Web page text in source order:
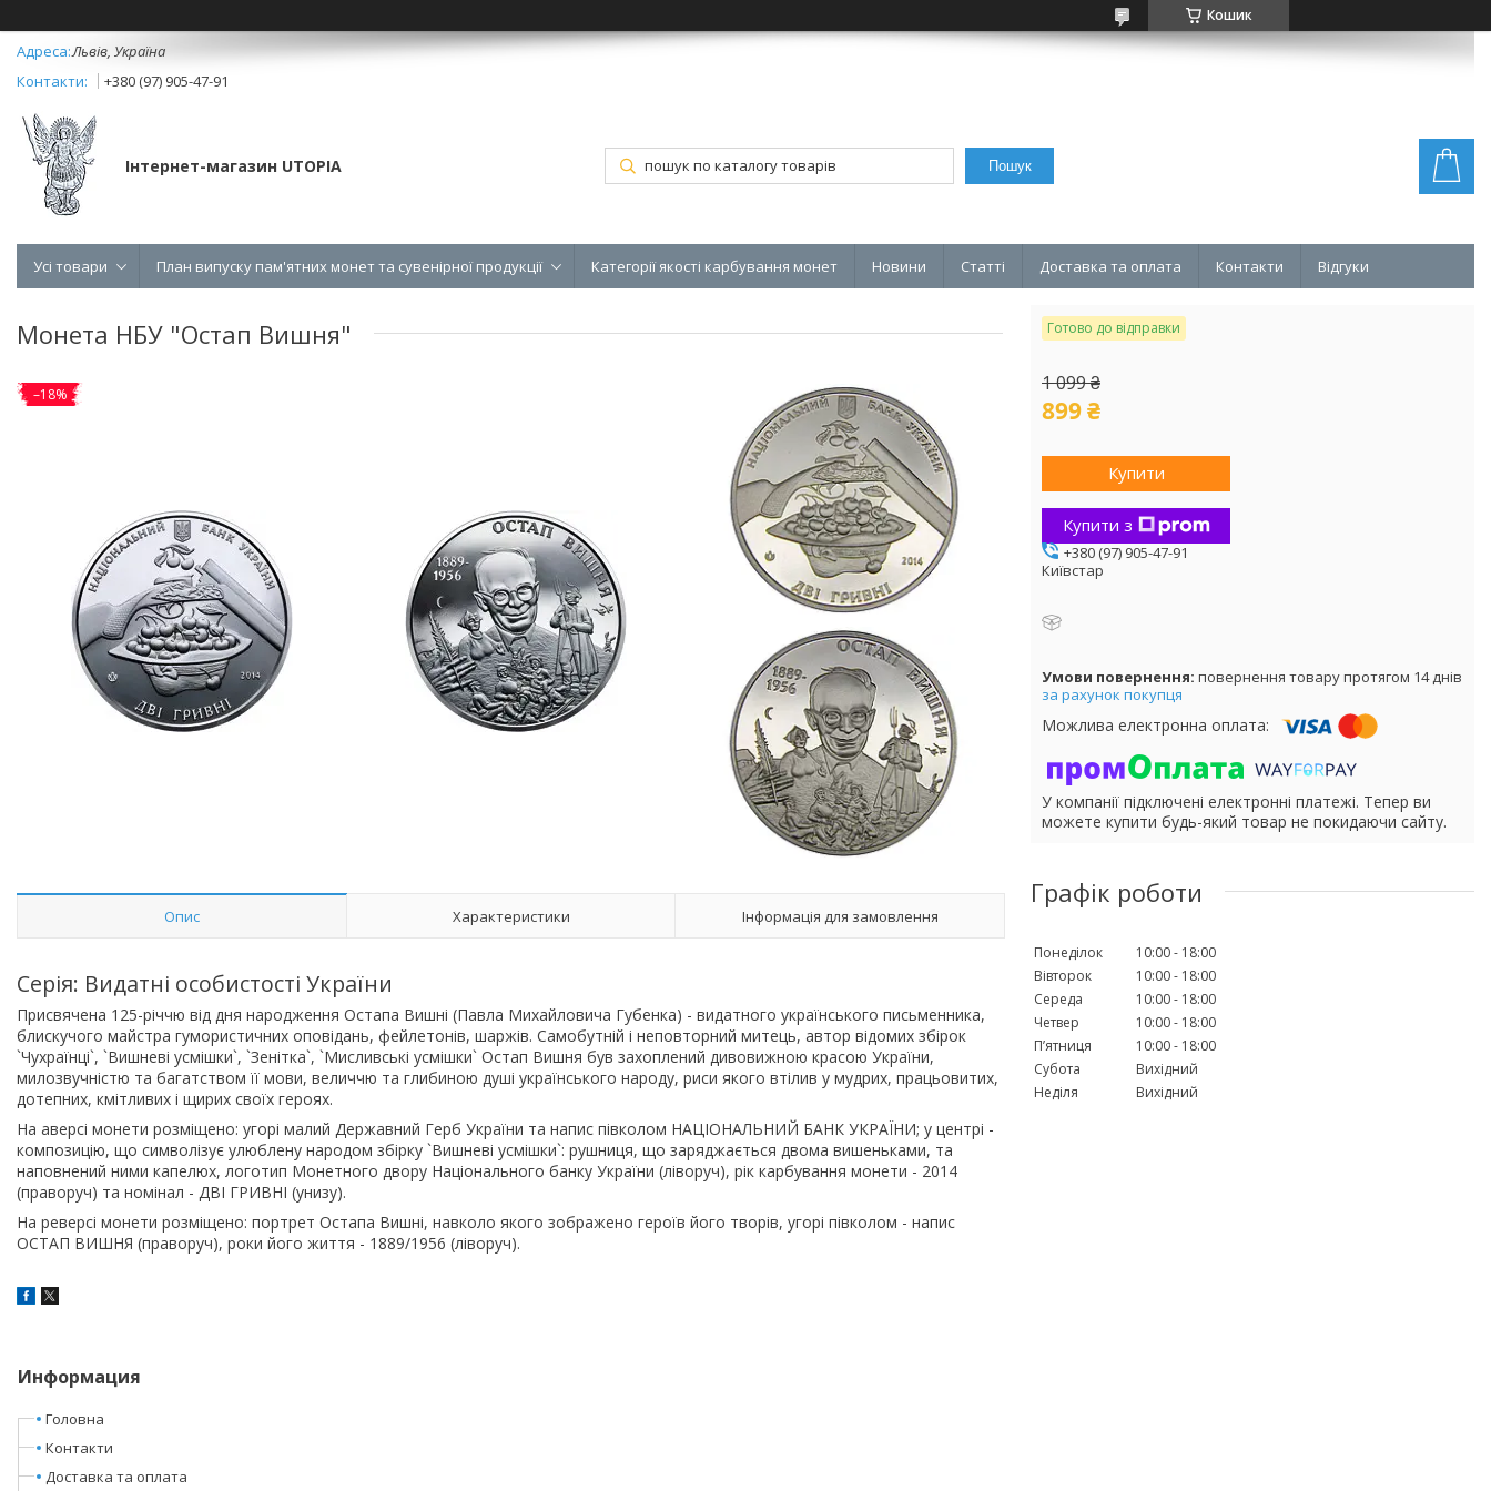
Кошик
Львів, Україна
+380 (97) 905-47-91
Інтернет-магазин UTOPIA Пошук
Усі товари План випуску пам'ятних монет та сувенірної продукції Категорії якості карбування монет Новини Статті Доставка та оплата Контакти Відгуки
Монета НБУ "Остап Вишня"
–18%
Опис Характеристики Інформація для замовлення
Серія: Видатні особистості України
Присвячена 125-річчю від дня народження Остапа Вишні (Павла Михайловича Губенка) - видатного українського письменника,
блискучого майстра гумористичних оповідань, фейлетонів, шаржів. Самобутній і неповторний митець, автор відомих збірок
`Чухраїнці`, `Вишневі усмішки`, `Зенітка`, `Мисливські усмішки` Остап Вишня був захоплений дивовижною красою України,
милозвучністю та багатством її мови, величчю та глибиною душі українського народу, риси якого втілив у мудрих, працьовитих,
дотепних, кмітливих і щирих своїх героях.
На аверсі монети розміщено: угорі малий Державний Герб України та напис півколом НАЦІОНАЛЬНИЙ БАНК УКРАЇНИ; у центрі -
композицію, що символізує улюблену народом збірку `Вишневі усмішки`: рушниця, що заряджається двома вишеньками, та
наповнений ними капелюх, логотип Монетного двору Національного банку України (ліворуч), рік карбування монети - 2014
(праворуч) та номінал - ДВІ ГРИВНІ (унизу).
На реверсі монети розміщено: портрет Остапа Вишні, навколо якого зображено героїв його творів, угорі півколом - напис
ОСТАП ВИШНЯ (праворуч), роки його життя - 1889/1956 (ліворуч).
Готово до відправки
1 099 ₴
899 ₴
Купити
Купити з
+380 (97) 905-47-91
Київстар
повернення товару протягом 14 днів
за рахунок покупця
У компанії підключені електронні платежі. Тепер ви
можете купити будь-який товар не покидаючи сайту.
Графік роботи
Понеділок 10:00
18:00
Вівторок
10:00
18:00
Середа
10:00
18:00
Четвер
10:00
18:00
Пʼятниця
10:00
18:00
Субота
Вихідний
Неділя
Вихідний
Информация
Головна
Контакти
Доставка та оплата